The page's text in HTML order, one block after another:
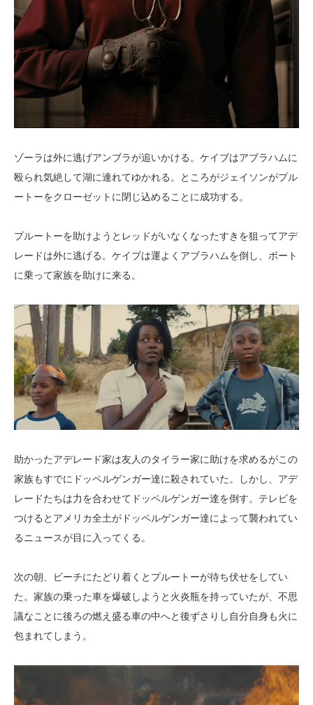
ゾーラは外に逃げアンブラが追いかける。ケイブはアブラハムに
殴られ気絶して湖に連れてゆかれる。ところがジェイソンがプル
ートーをクローゼットに閉じ込めることに成功する。
プルートーを助けようとレッドがいなくなったすきを狙ってアデ
レードは外に逃げる。ケイブは運よくアブラハムを倒し、ボート
に乗って家族を助けに来る。
助かったアデレード家は友人のタイラー家に助けを求めるがこの
家族もすでにドッペルゲンガー達に殺されていた。しかし、アデ
レードたちは力を合わせてドッペルゲンガー達を倒す。テレビを
つけるとアメリカ全土がドッペルゲンガー達によって襲われてい
るニュースが目に入ってくる。
次の朝、ビーチにたどり着くとプルートーが待ち伏せをしてい
た。家族の乗った車を爆破しようと火炎瓶を持っていたが、不思
議なことに後ろの燃え盛る車の中へと後ずさりし自分自身も火に
包まれてしまう。